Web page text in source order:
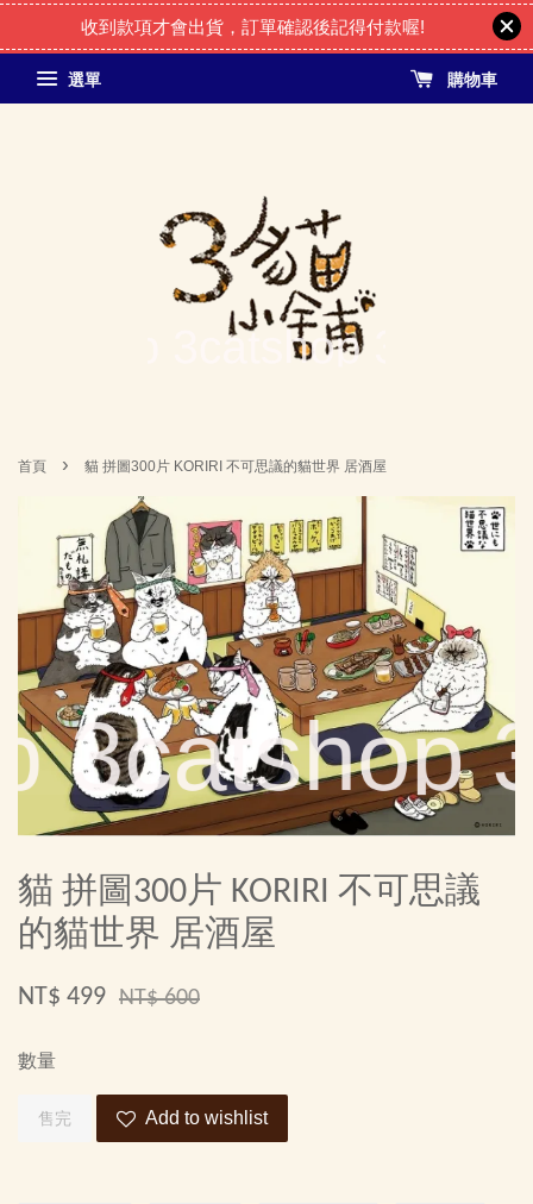
收到款項才會出貨，訂單確認後記得付款喔!
選單 購物車
首頁 › 貓 拼圖300片 KORIRI 不可思議的貓世界 居酒屋
貓 拼圖300片 KORIRI 不可思議
的貓世界 居酒屋
NT$ 499 NT$ 600
數量
售完 Add to wishlist